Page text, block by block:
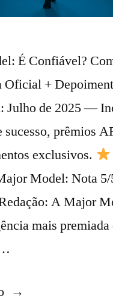
É Confiável?
Oficial +
Julho de 2025 —
sucesso, prêmios
exclusivos.
Model: Nota
A Major
mais
“Major